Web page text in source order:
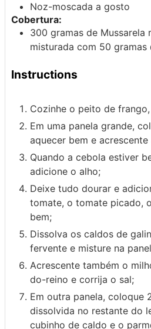
Noz-moscada a gosto
Cobertura:
300 gramas de Mussarela
misturada com 50 gramas
Instructions
Cozinhe o peito de
Em uma panela grande,
aquecer bem e
Quando a cebola estiver
adicione o alho;
Deixe tudo dourar e
tomate, o tomate picado,
bem;
Dissolva os caldos de
fervente e misture na
Acrescente também o
do-reino e corrija o sal;
Em outra panela, coloque
dissolvida no restante do
cubinho de caldo e o